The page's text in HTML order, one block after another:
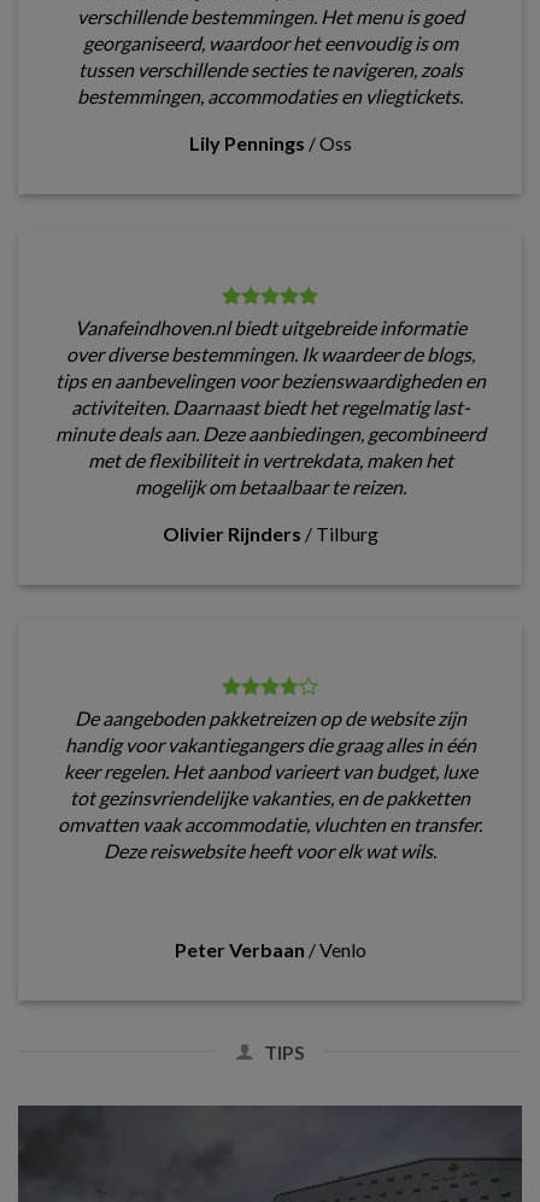
verschillende bestemmingen. Het menu is goed
georganiseerd, waardoor het eenvoudig is om
tussen verschillende secties te navigeren, zoals
bestemmingen, accommodaties en vliegtickets.
Lily Pennings /Oss
Vanafeindhoven.nl biedt uitgebreide informatie
over diverse bestemmingen. Ik waardeer de blogs,
tips en aanbevelingen voor bezienswaardigheden en
activiteiten. Daarnaast biedt het regelmatig last-
minute deals aan. Deze aanbiedingen, gecombineerd
met de flexibiliteit in vertrekdata, maken het
mogelijk om betaalbaar te reizen.
Olivier Rijnders / Tilburg
De aangeboden pakketreizen op de website zijn
handig voor vakantiegangers die graag alles in één
keer regelen. Het aanbod varieert van budget, luxe
tot gezinsvriendelijke vakanties, en de pakketten
omvatten vaak accommodatie, vluchten en transfer.
Deze reiswebsite heeft voor elk wat wils.
Peter Verbaan /Venlo
TIPS